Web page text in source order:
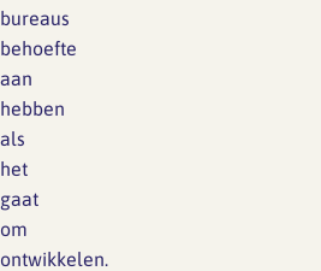
bureaus
behoefte
aan
hebben
als
het
gaat
om
ontwikkelen.